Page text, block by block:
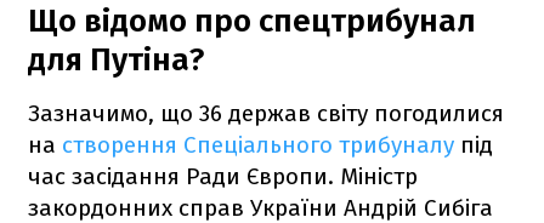
Що відомо про спецтрибунал
для Путіна?
Зазначимо, що 36 держав світу погодилися
на створення Спеціального трибуналу під
час засідання Ради Європи. Міністр
закордонних справ України Андрій Сибіга